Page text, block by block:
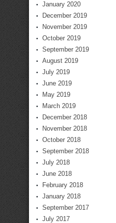
January 2020
December 2019
November 2019
October 2019
September 2019
August 2019
July 2019
June 2019
May 2019
March 2019
December 2018
November 2018
October 2018
September 2018
July 2018
June 2018
February 2018
January 2018
September 2017
July 2017